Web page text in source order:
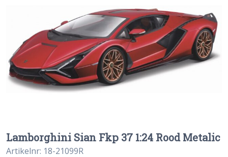
Lamborghini Sian Fkp 37 1:24 Rood Metalic
Artikelnr: 18-21099R